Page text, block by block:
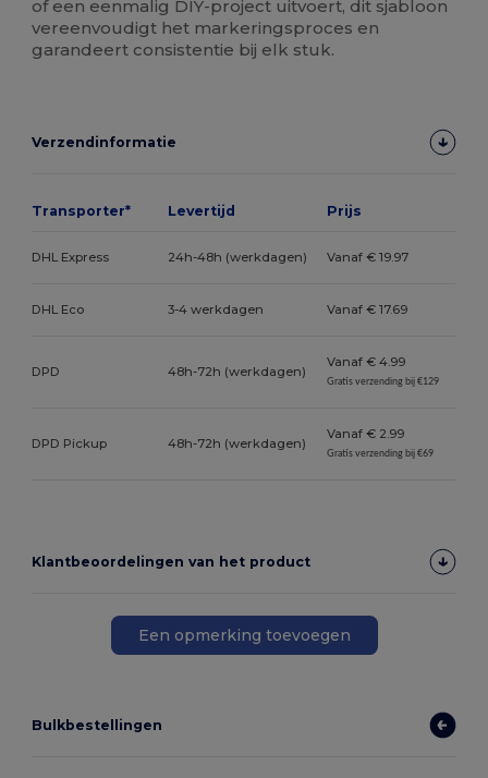
of een eenmalig DIY-project uitvoert, dit sjabloon
vereenvoudigt het markeringsproces en
garandeert consistentie bij elk stuk.
Verzendinformatie
Transporter* Levertijd Prijs
DHL Express 24h-48h (werkdagen) Vanaf € 19.97
DHL Eco 3-4 werkdagen Vanaf € 17.69
DPD 48h-72h (werkdagen)
Vanaf € 4.99
Gratis verzending bij €129
DPD Pickup 48h-72h (werkdagen)
Vanaf € 2.99
Gratis verzending bij €69
Klantbeoordelingen van het product
Een opmerking toevoegen
Bulkbestellingen